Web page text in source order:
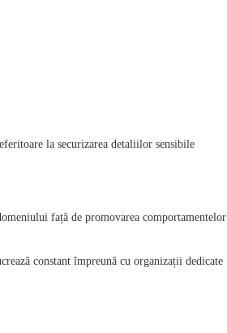
la securizarea detaliilor sensibile
față de promovarea comportamentelor
constant împreună cu organizații dedicate